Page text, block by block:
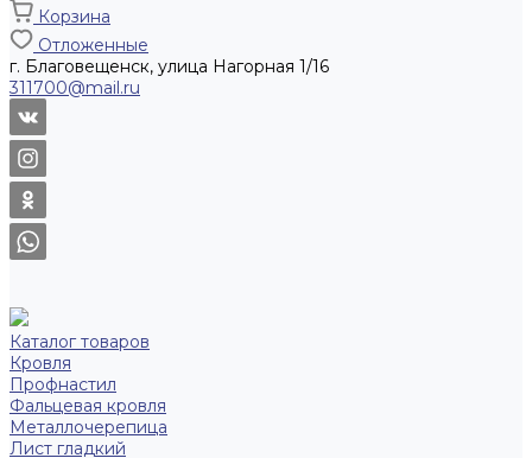
Корзина
Отложенные
г. Благовещенск, улица Нагорная 1/16
311700@mail.ru
Каталог товаров
Кровля
Профнастил
Фальцевая кровля
Металлочерепица
Лист гладкий